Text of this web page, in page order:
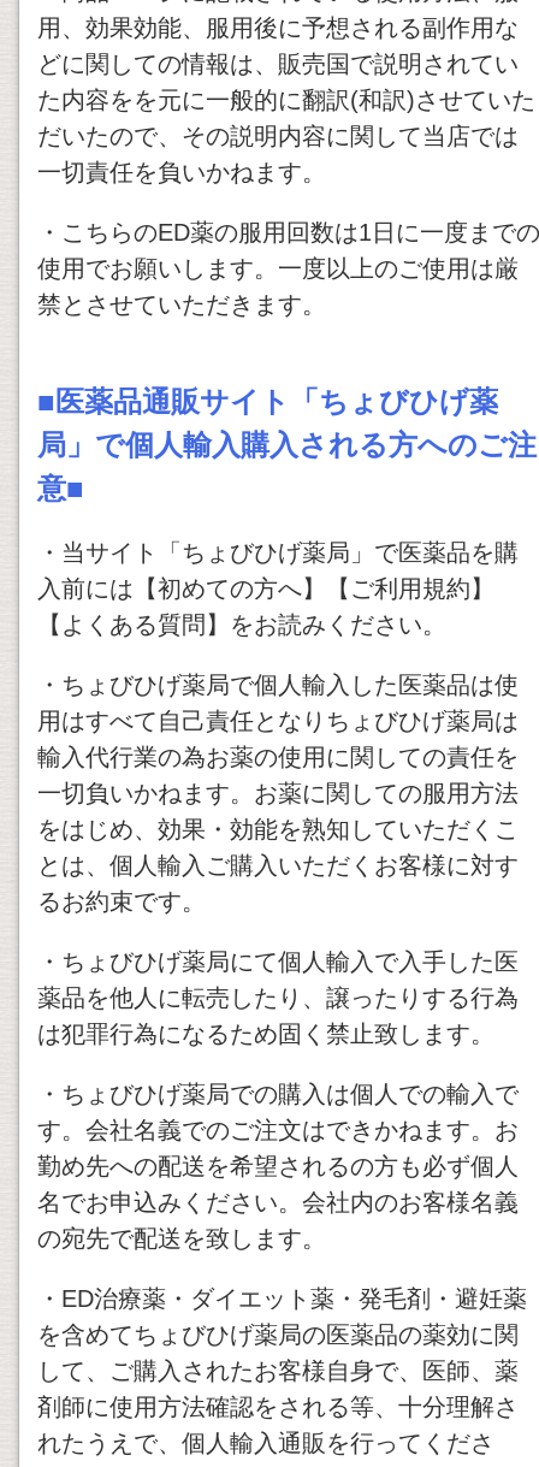
用、効果効能、服用後に予想される副作用な
どに関しての情報は、販売国で説明されてい
た内容をを元に一般的に翻訳(和訳)させていた
だいたので、その説明内容に関して当店では
一切責任を負いかねます。
・こちらのED薬の服用回数は1日に一度までの
使用でお願いします。一度以上のご使用は厳
禁とさせていただきます。
■医薬品通販サイト「ちょびひげ薬
局」で個人輸入購入される方へのご注
意■
・当サイト「ちょびひげ薬局」で医薬品を購
入前には【初めての方へ】【ご利用規約】
【よくある質問】をお読みください。
・ちょびひげ薬局で個人輸入した医薬品は使
用はすべて自己責任となりちょびひげ薬局は
輸入代行業の為お薬の使用に関しての責任を
一切負いかねます。お薬に関しての服用方法
をはじめ、効果・効能を熟知していただくこ
とは、個人輸入ご購入いただくお客様に対す
るお約束です。
・ちょびひげ薬局にて個人輸入で入手した医
薬品を他人に転売したり、譲ったりする行為
は犯罪行為になるため固く禁止致します。
・ちょびひげ薬局での購入は個人での輸入で
す。会社名義でのご注文はできかねます。お
勤め先への配送を希望されるの方も必ず個人
名でお申込みください。会社内のお客様名義
の宛先で配送を致します。
・ED治療薬・ダイエット薬・発毛剤・避妊薬
を含めてちょびひげ薬局の医薬品の薬効に関
して、ご購入されたお客様自身で、医師、薬
剤師に使用方法確認をされる等、十分理解さ
れたうえで、個人輸入通販を行ってくださ